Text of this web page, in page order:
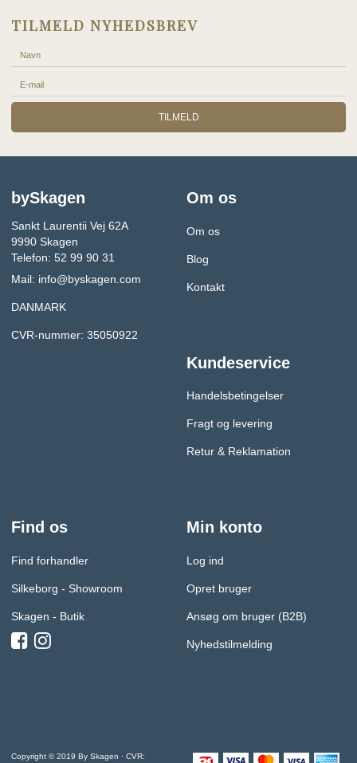
TILMELD NYHEDSBREV
TILMELD
bySkagen
Sankt Laurentii Vej 62A
9990 Skagen
Telefon: 52 99 90 31
Mail: info@byskagen.com
DANMARK
CVR-nummer: 35050922
Om os
Om os
Blog
Kontakt
Kundeservice
Handelsbetingelser
Fragt og levering
Retur & Reklamation
Find os
Find forhandler
Silkeborg - Showroom
Skagen - Butik
Min konto
Log ind
Opret bruger
Ansøg om bruger (B2B)
Nyhedstilmelding
Copyright © 2019 By Skagen · CVR: